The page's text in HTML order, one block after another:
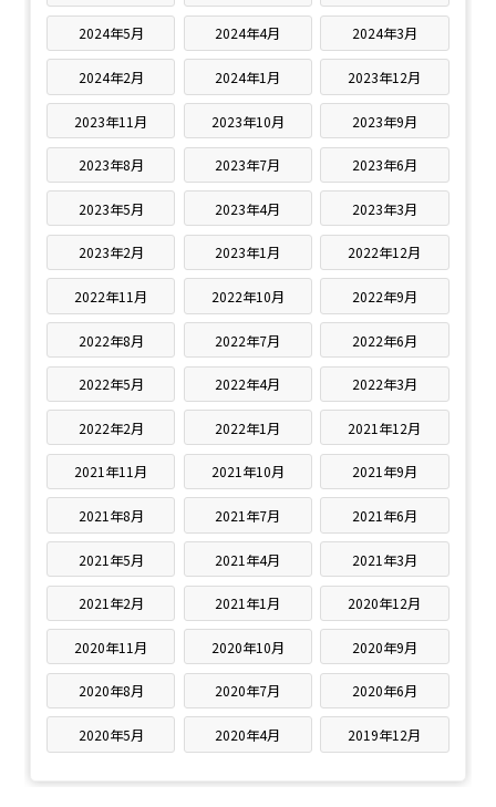
2024年5月 2024年4月 2024年3月
2024年2月 2024年1月 2023年12月
2023年11月 2023年10月 2023年9月
2023年8月 2023年7月 2023年6月
2023年5月 2023年4月 2023年3月
2023年2月 2023年1月 2022年12月
2022年11月 2022年10月 2022年9月
2022年8月 2022年7月 2022年6月
2022年5月 2022年4月 2022年3月
2022年2月 2022年1月 2021年12月
2021年11月 2021年10月 2021年9月
2021年8月 2021年7月 2021年6月
2021年5月 2021年4月 2021年3月
2021年2月 2021年1月 2020年12月
2020年11月 2020年10月 2020年9月
2020年8月 2020年7月 2020年6月
2020年5月 2020年4月 2019年12月